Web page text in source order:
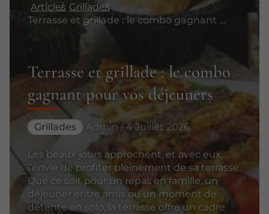
Articles Grillades
Terrasse et grillade : le combo gagnant pour vos déjeuners
Terrasse et grillade : le combo
gagnant pour vos déjeuners
Grillades Admin / 4 Juillet 2026
Les beaux jours approchent, et avec eux,
l’envie de profiter pleinement de sa terrasse.
Que ce soit pour un repas en famille, un
déjeuner entre amis ou un moment de
détente en solo, la terrasse offre un cadre